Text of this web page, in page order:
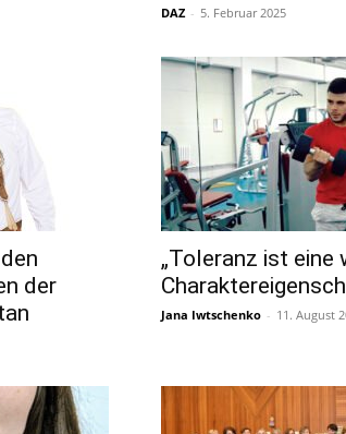
DAZ - 5. Februar 2025
der
„Toleranz ist eine
Jana Iwtschenko - 11. August